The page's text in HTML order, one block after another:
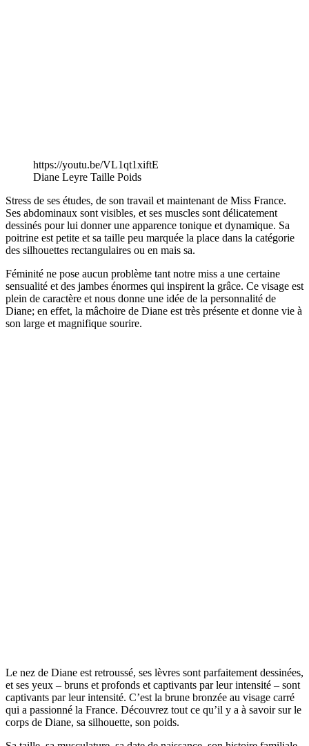
https://youtu.be/VL1qt1xiftE
Diane Leyre Taille Poids
Stress de ses études, de son travail et maintenant de Miss France.
Ses abdominaux sont visibles, et ses muscles sont délicatement
dessinés pour lui donner une apparence tonique et dynamique. Sa
poitrine est petite et sa taille peu marquée la place dans la catégorie
des silhouettes rectangulaires ou en mais sa.
Féminité ne pose aucun problème tant notre miss a une certaine
sensualité et des jambes énormes qui inspirent la grâce. Ce visage est
plein de caractère et nous donne une idée de la personnalité de
Diane; en effet, la mâchoire de Diane est très présente et donne vie à
son large et magnifique sourire.
Le nez de Diane est retroussé, ses lèvres sont parfaitement dessinées,
et ses yeux – bruns et profonds et captivants par leur intensité – sont
captivants par leur intensité. C’est la brune bronzée au visage carré
qui a passionné la France. Découvrez tout ce qu’il y a à savoir sur le
corps de Diane, sa silhouette, son poids.